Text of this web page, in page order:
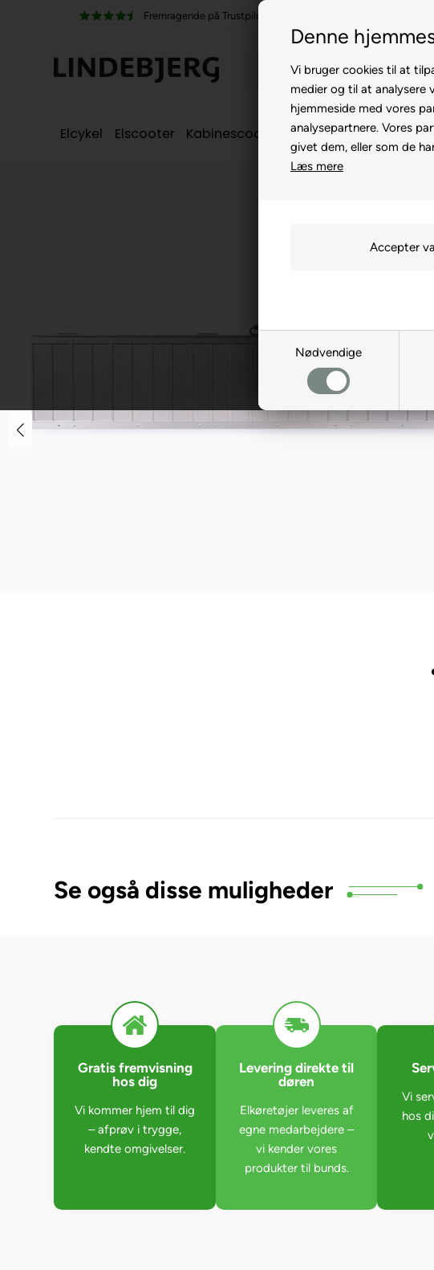
Denne
Vi bruger cookies til at
medier og til at analysere
hjemmeside med vores
analysepartnere. Vores
givet dem, eller som de
Læs mere
Nødvendige
Fremragende på Trustpilot
Elcykel Elscooter Kabinescooter Seniorcykel Rollator
Se også disse muligheder
Gratis fremvisning
hos dig
Vi kommer hjem til dig
– afprøv i trygge,
kendte omgivelser.
Levering direkte til
døren
Elkøretøjer leveres af
egne medarbejdere –
vi kender vores
produkter til bunds.
Vi
hos